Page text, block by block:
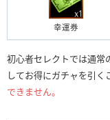
幸運券
初心者セレクトでは通常
してお得にガチャを引く
できません。